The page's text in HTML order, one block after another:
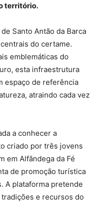
território.
Santo Antão da Barca
do certame.
emblemáticas do
esta infraestrutura
espaço de referência
atraindo cada vez
a conhecer a
criado por três jovens
em Alfândega da Fé
de promoção turística
A plataforma pretende
e recursos do